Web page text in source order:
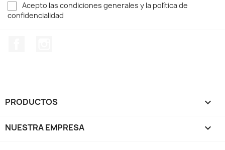
Acepto las condiciones generales y la política de
confidencialidad
PRODUCTOS 
NUESTRA EMPRESA 